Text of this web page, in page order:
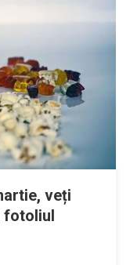
veți
fotoliul